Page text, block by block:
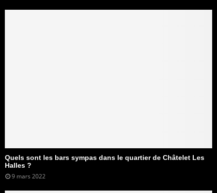
Quels sont les bars sympas dans le quartier de Châtelet Les
Halles ?
9 mars 2022